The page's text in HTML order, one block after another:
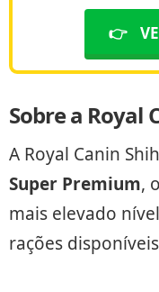
👉
Sobre a Royal
A Royal Canin
Super Premium,
mais elevado
rações